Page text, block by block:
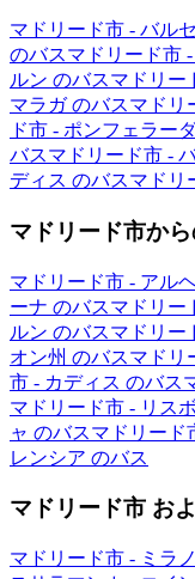
マドリード市 - バル
のバスマドリード市
ルン のバスマドリー
マラガ のバスマドリ
ド市 - ポンフェラー
バスマドリード市 -
ディス のバスマドリ
マドリード市か
マドリード市 - アル
ーナ のバスマドリー
ルン のバスマドリー
オン州 のバスマドリ
市 - カディス のバス
マドリード市 - リス
ャ のバスマドリード
レンシア のバス
マドリード市 お
マドリード市 - ミラ